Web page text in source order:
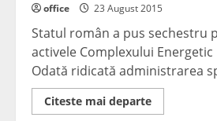
office 23 August 2015
Statul român a pus sechestru
activele Complexului
Odată ridicată administrarea
Citeste mai departeRead
more